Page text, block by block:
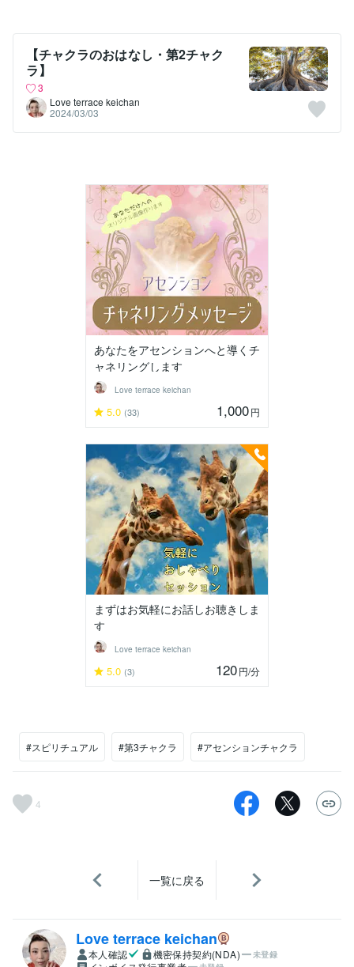
【チャクラのおはなし・第2チャク
ラ】
3
Love terrace keichan
2024/03/03
あなたをアセンションへと導くチ
ャネリングします
Love terrace keichan
5.0 (33) 1,000円
まずはお気軽にお話しお聴きしま
す
Love terrace keichan
5.0 (3) 120円/分
#スピリチュアル #第3チャクラ #アセンションチャクラ
4
一覧に戻る
Love terrace keichan
本人確認 機密保持契約(NDA) 未登録